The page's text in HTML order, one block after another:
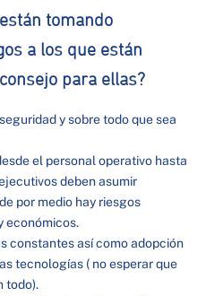
tomando
a los que están
para ellas?
y sobre todo que sea
el personal operativo hasta
deben asumir
por medio hay riesgos
económicos.
constantes así como adopción
tecnologías ( no esperar que
todo).